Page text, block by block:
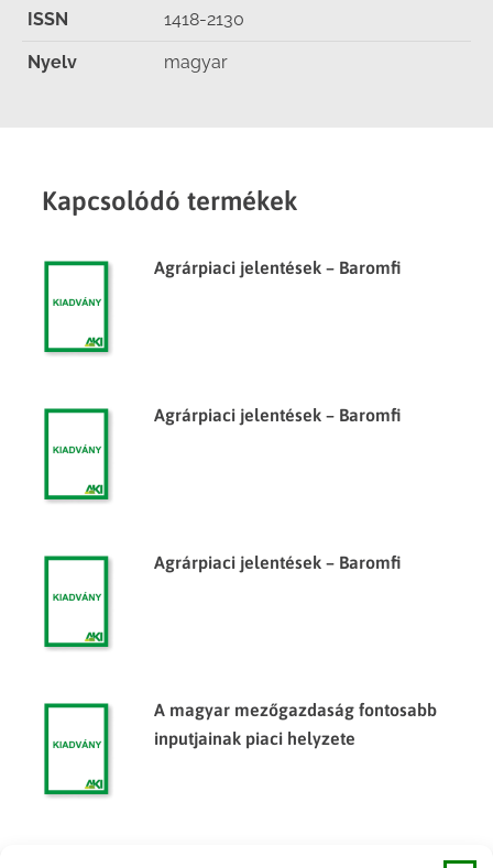
ISSN 1418-2130
Nyelv magyar
Kapcsolódó termékek
Agrárpiaci jelentések – Baromfi
Agrárpiaci jelentések – Baromfi
Agrárpiaci jelentések – Baromfi
A magyar mezőgazdaság fontosabb
inputjainak piaci helyzete